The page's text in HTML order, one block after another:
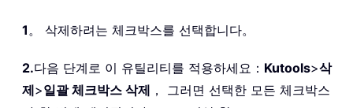
1 。 삭제하려는 체크박스를 선택합니다。
2.다음 단계로 이 유틸리티를 적용하세요： Kutools>삭
제>일괄 체크박스 삭제 ， 그러면 선택한 모든 체크박스